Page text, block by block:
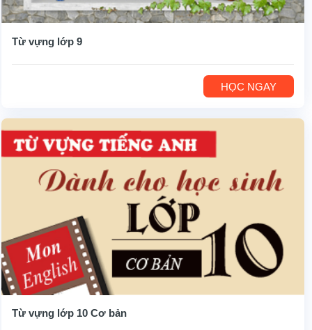
Từ vựng lớp 9
HỌC NGAY
Từ vựng lớp 10 Cơ bản